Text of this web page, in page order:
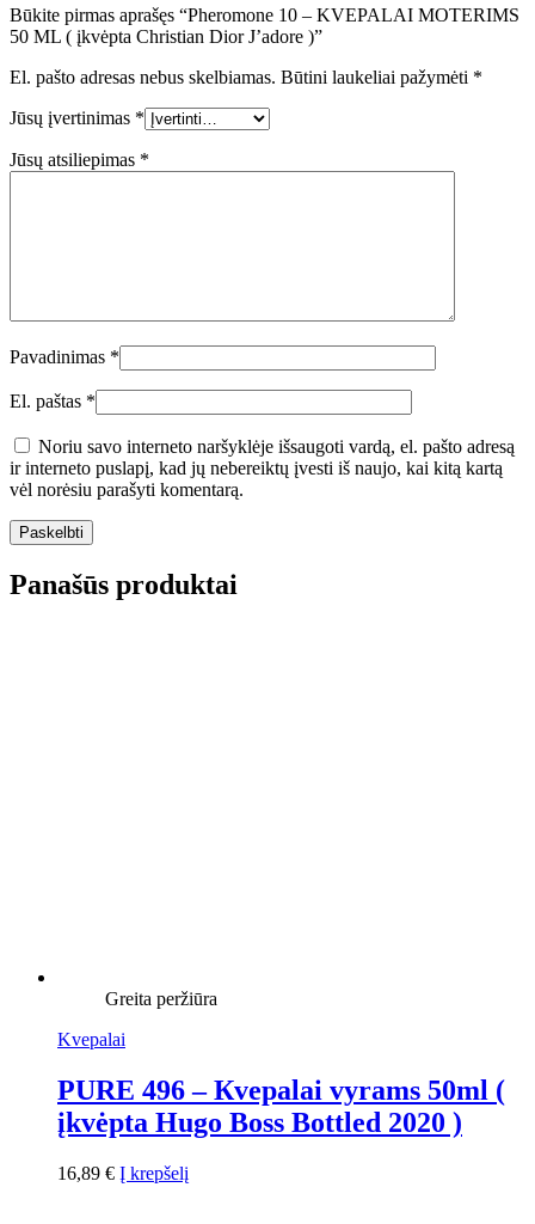
Būkite pirmas aprašęs “Pheromone 10 – KVEPALAI MOTERIMS
50 ML ( įkvėpta Christian Dior J’adore )”
El. pašto adresas nebus skelbiamas. Būtini laukeliai pažymėti *
Jūsų įvertinimas *
Jūsų atsiliepimas *
Pavadinimas *
El. paštas *
Noriu savo interneto naršyklėje išsaugoti vardą, el. pašto adresą
ir interneto puslapį, kad jų nebereiktų įvesti iš naujo, kai kitą kartą
vėl norėsiu parašyti komentarą.
Panašūs produktai
Greita peržiūra
Kvepalai
PURE 496 – Кvepalai vyrams 50ml (
įkvėpta Hugo Boss Bottled 2020 )
16,89 € Į krepšelį